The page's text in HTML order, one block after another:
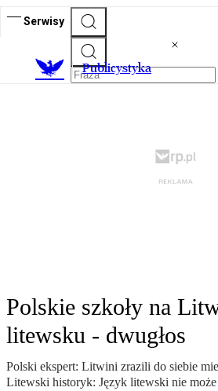
Serwisy
Publicystyka
Polskie szkoły na
litewsku - dwugłos
Polski ekspert: Litwini zrazili do siebie
Litewski historyk: Język litewski nie